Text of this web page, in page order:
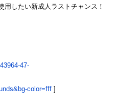
したい新成人ラストチャンス！
47-
color=fff ]